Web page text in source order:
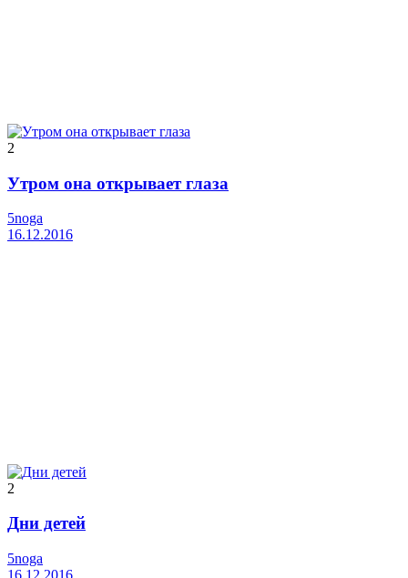
2
Утром она открывает глаза
5noga
16.12.2016
2
Дни детей
5noga
16.12.2016